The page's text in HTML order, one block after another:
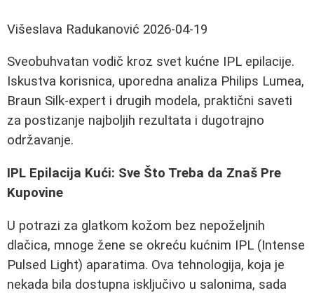
Višeslava Radukanović 2026-04-19
Sveobuhvatan vodič kroz svet kućne IPL epilacije.
Iskustva korisnica, uporedna analiza Philips Lumea,
Braun Silk-expert i drugih modela, praktični saveti
za postizanje najboljih rezultata i dugotrajno
održavanje.
IPL Epilacija Kući: Sve Što Treba da Znaš Pre
Kupovine
U potrazi za glatkom kožom bez nepoželjnih
dlačica, mnoge žene se okreću kućnim IPL (Intense
Pulsed Light) aparatima. Ova tehnologija, koja je
nekada bila dostupna isključivo u salonima, sada